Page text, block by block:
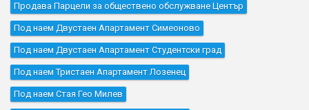
Продава Парцели за обществено обслужване Център
Под наем Двустаен Апартамент Симеоново
Под наем Двустаен Апартамент Студентски град
Под наем Тристаен Апартамент Лозенец
Под наем Стая Гео Милев